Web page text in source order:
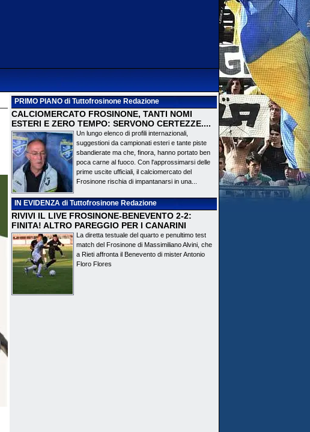
PRIMO PIANOdi Tuttofrosinone Redazione
CALCIOMERCATO FROSINONE, TANTI NOMI
ESTERI E ZERO TEMPO: SERVONO CERTEZZE....
Un lungo elenco di profili internazionali,
suggestioni da campionati esteri e tante piste
sbandierate ma che, finora, hanno portato ben
poca carne al fuoco. Con l'approssimarsi delle
prime uscite ufficiali, il calciomercato del
Frosinone rischia di impantanarsi in una...
IN EVIDENZAdi Tuttofrosinone Redazione
RIVIVI IL LIVE FROSINONE-BENEVENTO 2-2:
FINITA! ALTRO PAREGGIO PER I CANARINI
La diretta testuale del quarto e penultimo test
match del Frosinone di Massimiliano Alvini, che
a Rieti affronta il Benevento di mister Antonio
Floro Flores